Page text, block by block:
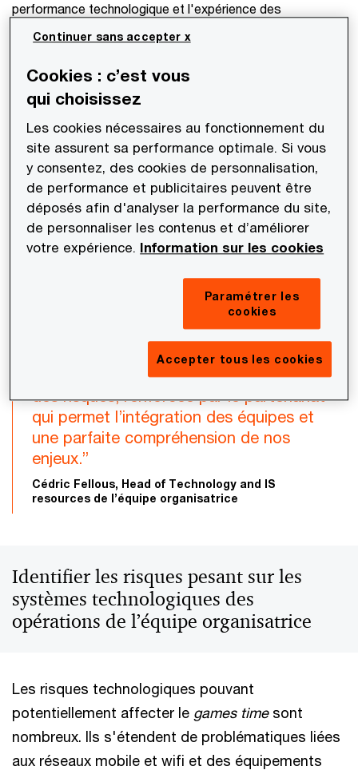
performance technologique et l'expérience des
participants, la Direction de la technologie et des
systèmes d’information de l’équipe organisatrice a
souhaité être accompagnée sur sa stratégie de gestion
objectifs de la mission étaient d’identifier les menaces
potentielles pesant sur les systèmes technologiques des
opérations de cet événement, de réduire le volume et
surtout la criticité de ces risques avant la période des
opérations (games time), et de prévoir des mesures à
mettre en place en cas d’incident si le risque est avéré.
“PwC France a été un acteur clé pour la
mise en place de notre processus de
suivi et mitigation des risques. Nous
avons pu nous appuyer sur leur
expertise et expérience de la gestion
des risques, renforcée par le partenariat
qui permet l’intégration des équipes et
une parfaite compréhension de nos
enjeux.”
Cédric Fellous, Head of Technology and IS
resources de l’équipe organisatrice
Identifier les risques pesant sur les
systèmes technologiques des
opérations de l’équipe organisatrice
Les risques technologiques pouvant
potentiellement affecter le games timesont
nombreux. Ils s'étendent de problématiques liées
aux réseaux mobile et wifi et des équipements
Cookies : c’est vous
qui choisissez
Les cookies nécessaires au fonctionnement du
site assurent sa performance optimale. Si vous
y consentez, des cookies de personnalisation,
de performance et publicitaires peuvent être
déposés afin d'analyser la performance du site,
de personnaliser les contenus et d’améliorer
votre expérience. Information sur les cookies
Paramétrer les
cookies
Accepter tous les cookies
Continuer sans accepter x